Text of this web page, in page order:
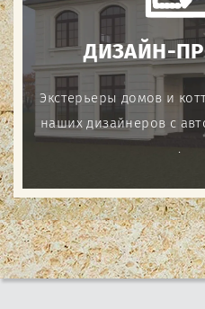
ДИЗАЙН-
Экстерьеры домов и
наших дизайнеров с
.